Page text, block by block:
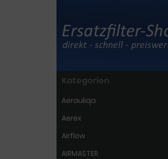
Kategorien
Aerauliqa
Aerex
Airflow
AIRMASTER